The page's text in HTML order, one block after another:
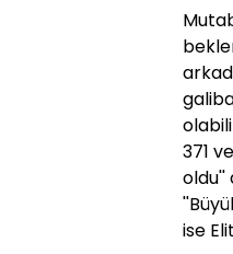
371
oldu''
ise